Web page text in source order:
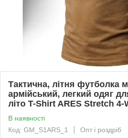
Тактична, літня футболка
армійський, легкий одяг
літо T-Shirt ARES Stretch 4-
В наявності
Код: GM_S1ARS_1
Опт і роздріб